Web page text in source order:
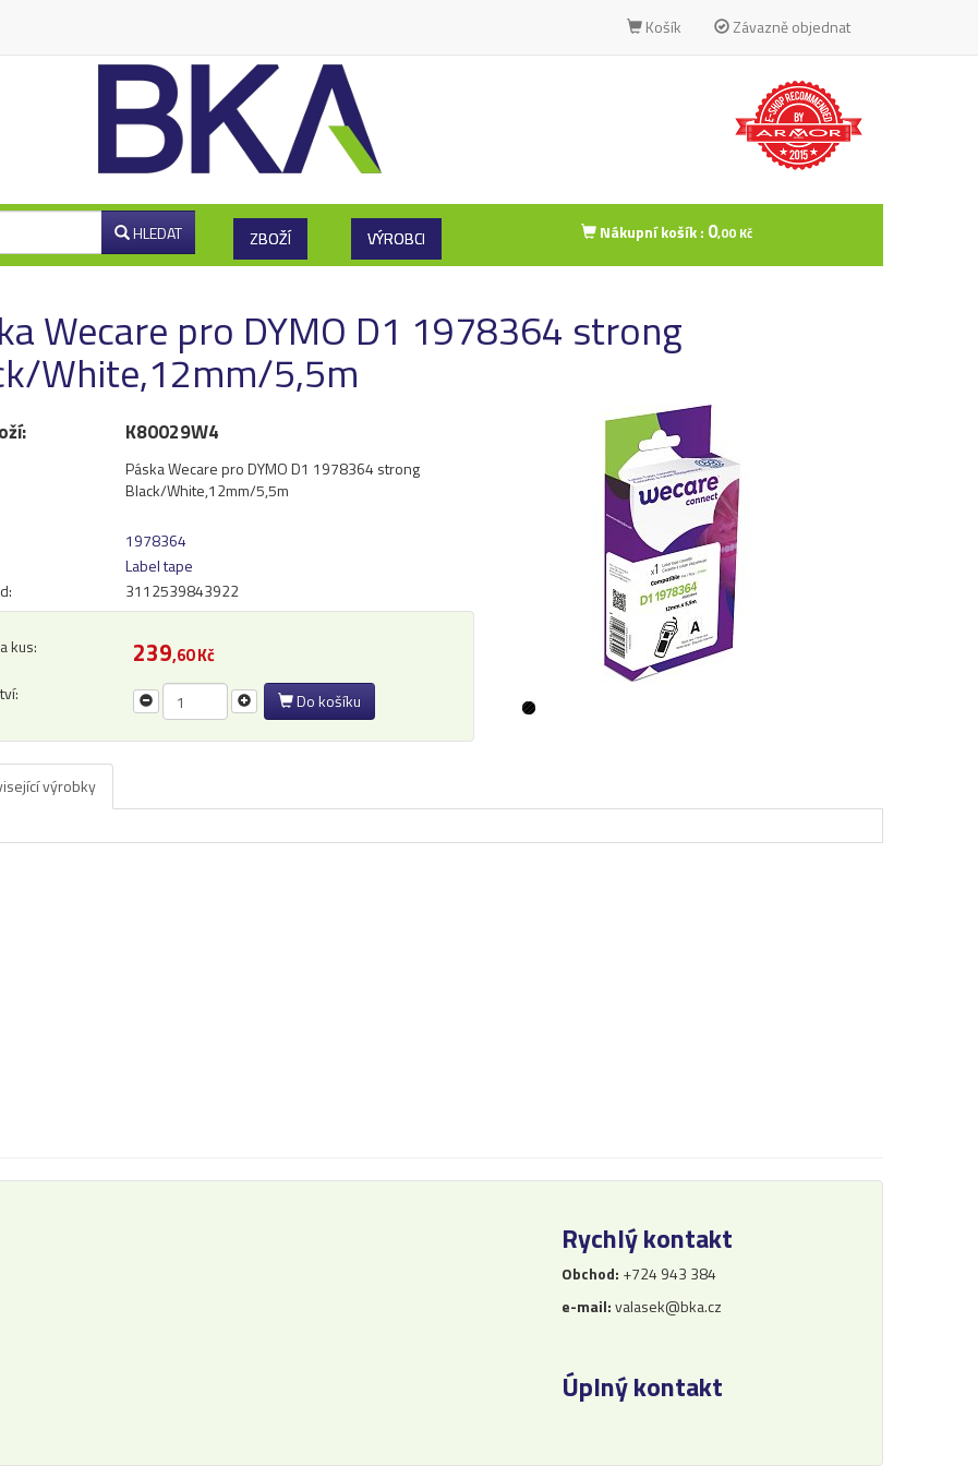
Košík Závazně objednat
HLEDAT ZBOŽÍ VÝROBCI Nákupní košík : 0,00 Kč
Wecare pro DYMO D1 1978364 strong
White,12mm/5,5m
K80029W4
Páska Wecare pro DYMO D1 1978364 strong
Black/White,12mm/5,5m
1978364
Label tape
3112539843922
kus: 239,60 Kč
Do košíku
výrobky
Rychlý kontakt
Obchod: +724 943 384
e-mail:valasek@bka.cz
Úplný kontakt